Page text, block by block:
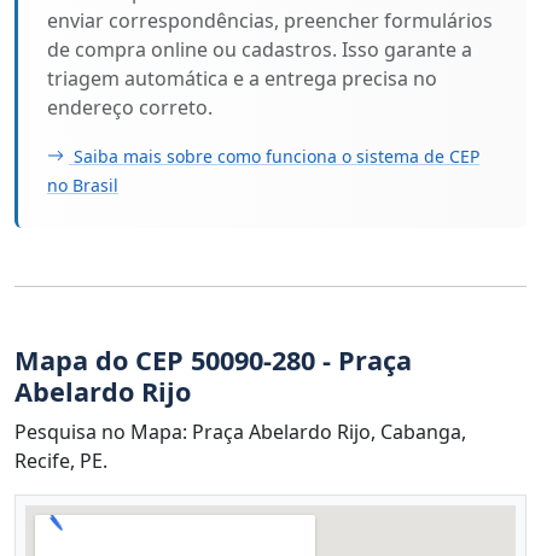
enviar correspondências, preencher formulários
de compra online ou cadastros. Isso garante a
triagem automática e a entrega precisa no
endereço correto.
Saiba mais sobre como funciona o sistema de CEP
no Brasil
Mapa do CEP 50090-280 - Praça
Abelardo Rijo
Pesquisa no Mapa: Praça Abelardo Rijo, Cabanga,
Recife, PE.